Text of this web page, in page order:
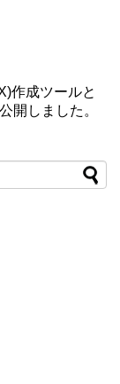
作成ツールと
開しました。